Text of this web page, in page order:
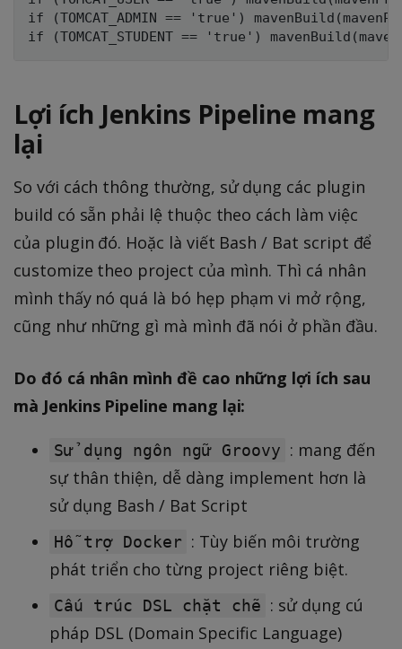
if (TOMCAT_ADMIN == 'true')
Lợi ích Jenkins Pipeline mang
lại
So với cách thông thường, sử dụng các plugin
build có sẵn phải lệ thuộc theo cách làm việc
của plugin đó. Hoặc là viết Bash / Bat script để
customize theo project của mình. Thì cá nhân
mình thấy nó quá là bó hẹp phạm vi mở rộng,
cũng như những gì mà mình đã nói ở phần đầu.
Do đó cá nhân mình đề cao những lợi ích sau
mà Jenkins Pipeline mang lại:
Sử dụng ngôn ngữ Groovy : mang đến
sự thân thiện, dễ dàng implement hơn là
sử dụng Bash / Bat Script
Hỗ trợ Docker : Tùy biến môi trường
phát triển cho từng project riêng biệt.
Cấu trúc DSL chặt chẽ : sử dụng cú
pháp DSL (Domain Specific Language)